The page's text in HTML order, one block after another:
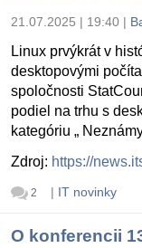
21.07.2025 | 19:40 |
Linux prvýkrát v
desktopovými
spoločnosti
podiel na trhu s
kategóriu „
Zdroj: https://
2 | IT novinky
O konferencii